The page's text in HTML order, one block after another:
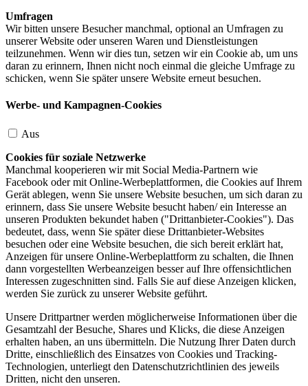
Umfragen
Wir bitten unsere Besucher manchmal, optional an Umfragen zu
unserer Website oder unseren Waren und Dienstleistungen
teilzunehmen. Wenn wir dies tun, setzen wir ein Cookie ab, um uns
daran zu erinnern, Ihnen nicht noch einmal die gleiche Umfrage zu
schicken, wenn Sie später unsere Website erneut besuchen.
Werbe- und Kampagnen-Cookies
Aus
Cookies für soziale Netzwerke
Manchmal kooperieren wir mit Social Media-Partnern wie
Facebook oder mit Online-Werbeplattformen, die Cookies auf Ihrem
Gerät ablegen, wenn Sie unsere Website besuchen, um sich daran zu
erinnern, dass Sie unsere Website besucht haben/ ein Interesse an
unseren Produkten bekundet haben ("Drittanbieter-Cookies"). Das
bedeutet, dass, wenn Sie später diese Drittanbieter-Websites
besuchen oder eine Website besuchen, die sich bereit erklärt hat,
Anzeigen für unsere Online-Werbeplattform zu schalten, die Ihnen
dann vorgestellten Werbeanzeigen besser auf Ihre offensichtlichen
Interessen zugeschnitten sind. Falls Sie auf diese Anzeigen klicken,
werden Sie zurück zu unserer Website geführt.
Unsere Drittpartner werden möglicherweise Informationen über die
Gesamtzahl der Besuche, Shares und Klicks, die diese Anzeigen
erhalten haben, an uns übermitteln. Die Nutzung Ihrer Daten durch
Dritte, einschließlich des Einsatzes von Cookies und Tracking-
Technologien, unterliegt den Datenschutzrichtlinien des jeweils
Dritten, nicht den unseren.